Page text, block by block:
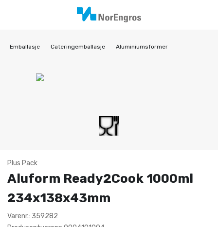
Emballasje Cateringemballasje Aluminiumsformer
Plus Pack
Aluform Ready2Cook 1000ml
234x138x43mm
Varenr.: 359282